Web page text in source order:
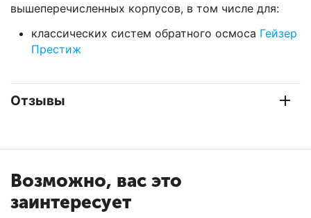
вышеперечисленных корпусов, в том числе для:
классических систем обратного осмоса Гейзер
Престиж
Отзывы
Возможно, вас это
заинтересует